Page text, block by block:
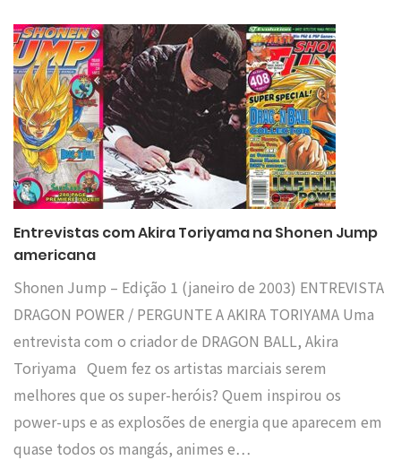
Entrevistas com Akira Toriyama na Shonen Jump
americana
Shonen Jump – Edição 1 (janeiro de 2003) ENTREVISTA
DRAGON POWER / PERGUNTE A AKIRA TORIYAMA Uma
entrevista com o criador de DRAGON BALL, Akira
Toriyama Quem fez os artistas marciais serem
melhores que os super-heróis? Quem inspirou os
power-ups e as explosões de energia que aparecem em
quase todos os mangás, animes e…